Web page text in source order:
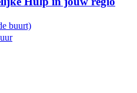
buurt)